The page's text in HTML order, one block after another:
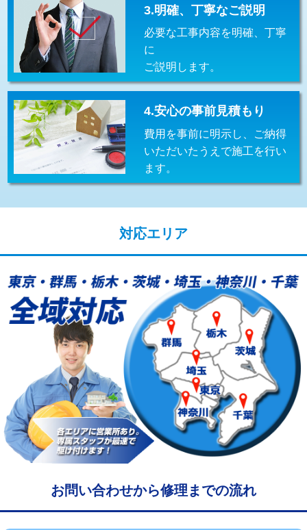
交換・取付（その他部品） 11,000円+材料費
持込商品取付（単水栓） 13,200円
持込商品取付（混合水栓） 16,500円
持込商品取付（浄水器・分岐水栓） 16,500円
給水管工事※（ホール加工) 16,500円
給水管工事※（バンド止め) 3,300円
給水管工事※（支持金具設置)
業)
給水管工事※（塩ビ管（VP・HI）使
用/3ｍまで)
33,000円
給水管工事※（塩ビ管（VP・HI）使
用（追加）/3ｍ超え)
+8,800円
給水管工事※（ライニング鋼管・銅
管・ポリ管・HT管使用/3ｍまで)
44,000円
給水管工事※（ライニング鋼管・銅
管・ポリ管・HT管使用/3ｍ超え)
+8,800円
マス交換（土の掘削・埋め戻し作業） 11,000円~
マス交換（深さ50㎝未満） 55,000円
マス交換（深さ50㎝以上） 66,000円
3.明確、丁寧なご説明
必要な工事内容を明確、丁寧
に
ご説明します。
4.安心の事前見積もり
費用を事前に明示し、ご納得
いただいたうえで施工を行い
ます。
対応エリア
お問い合わせから修理までの流れ